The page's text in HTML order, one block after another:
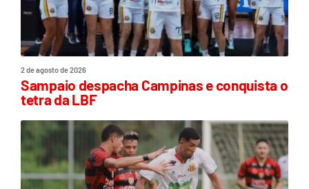
2 de agosto de 2026
Sampaio despacha Campinas e conquista o
tetra da LBF